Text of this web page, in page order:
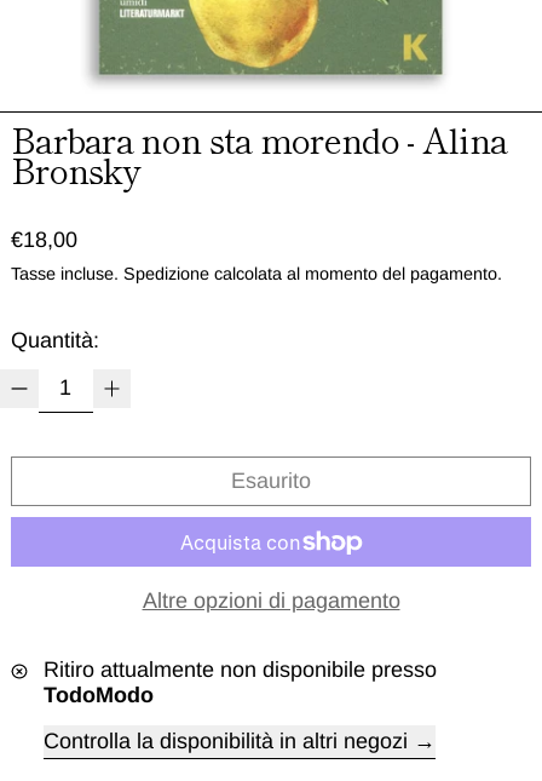
Barbara non sta morendo - Alina
Bronsky
Prezzo normale
€18,00
Tasse incluse. Spedizione calcolata al momento del pagamento.
Quantità:
Esaurito
Altre opzioni di pagamento
Ritiro attualmente non disponibile presso
TodoModo
Controlla la disponibilità in altri negozi